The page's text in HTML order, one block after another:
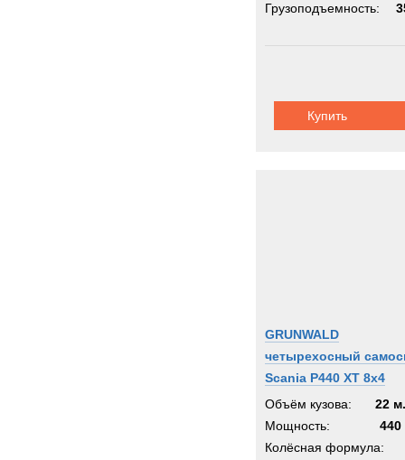
Грузоподъемность:
Купить
GRUNWALD
четырехосный
Scania P440 XT 8х4
Объём кузова:
22
Мощность:
440
Колёсная формула: